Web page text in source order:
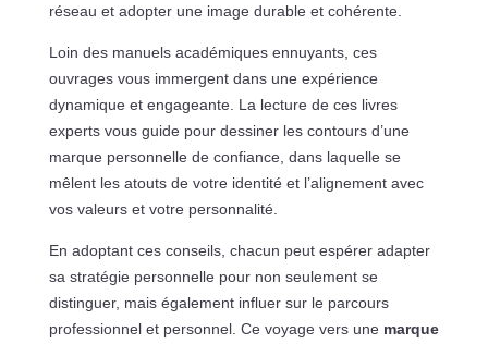
réseau et adopter une image durable et cohérente.
Loin des manuels académiques ennuyants, ces
ouvrages vous immergent dans une expérience
dynamique et engageante. La lecture de ces livres
experts vous guide pour dessiner les contours d’une
marque personnelle de confiance, dans laquelle se
mêlent les atouts de votre identité et l’alignement avec
vos valeurs et votre personnalité.
En adoptant ces conseils, chacun peut espérer adapter
sa stratégie personnelle pour non seulement se
distinguer, mais également influer sur le parcours
professionnel et personnel. Ce voyage vers une marque